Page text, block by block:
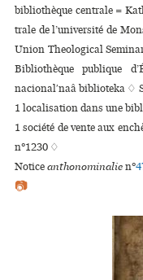
bibliothèque centrale =
trale de l’uni­ver­sité de
Union Theological
Bibliothèque publique
nacionalʹnaâ biblioteka ♢
1 localisation dans une
1 société de vente aux
n°1230 ♢
Noticeanthonominalien°
📷